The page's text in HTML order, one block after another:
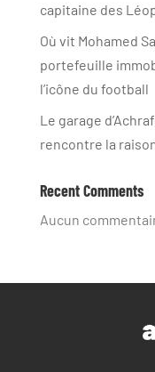
capitaine des
Où vit Mohamed
portefeuille
l’icône du football
Le garage
rencontre la
Recent Comments
Aucun